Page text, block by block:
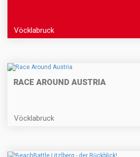
Vöcklabruck
RACE AROUND AUSTRIA
Vöcklabruck